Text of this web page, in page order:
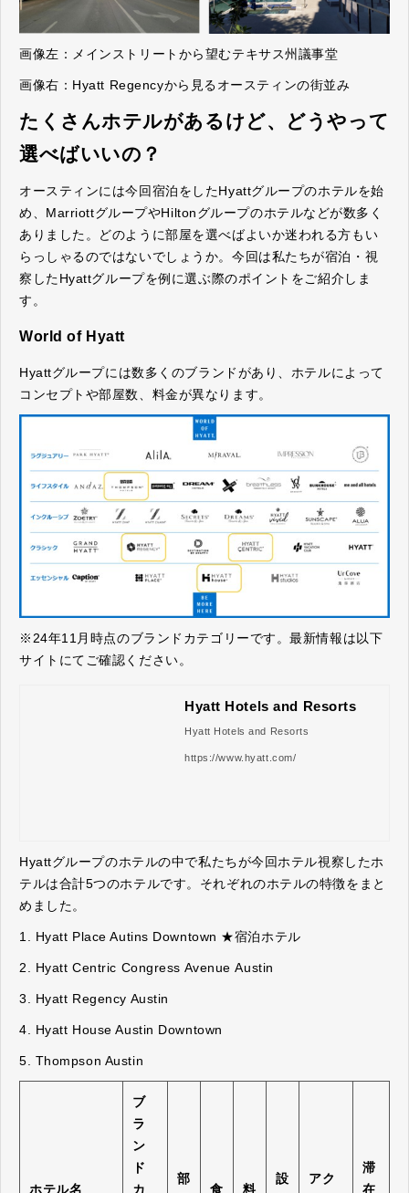
画像左：メインストリートから望むテキサス州議事堂
画像右：Hyatt Regencyから見るオースティンの街並み
たくさんホテルがあるけど、どうやって
選べばいいの？
オースティンには今回宿泊をしたHyattグループのホテルを始
め、MarriottグループやHiltonグループのホテルなどが数多く
ありました。どのように部屋を選べばよいか迷われる方もい
らっしゃるのではないでしょうか。今回は私たちが宿泊・視
察したHyattグループを例に選ぶ際のポイントをご紹介しま
す。
World of Hyatt
Hyattグループには数多くのブランドがあり、ホテルによって
コンセプトや部屋数、料金が異なります。
※24年11月時点のブランドカテゴリーです。最新情報は以下
サイトにてご確認ください。
Hyatt Hotels and Resorts
Hyatt Hotels and Resorts
https://www.hyatt.com/
Hyattグループのホテルの中で私たちが今回ホテル視察したホ
テルは合計5つのホテルです。それぞれのホテルの特徴をまと
めました。
1. Hyatt Place Autins Downtown ★宿泊ホテル
2. Hyatt Centric Congress Avenue Austin
3. Hyatt Regency Austin
4. Hyatt House Austin Downtown
5. Thompson Austin
ホテル名
ブ
ラ
ン
ド
カ
部
食
料
設
アク
滞
在